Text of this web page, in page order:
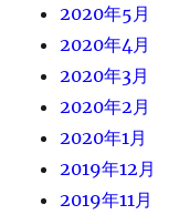
2020年5月
2020年4月
2020年3月
2020年2月
2020年1月
2019年12月
2019年11月